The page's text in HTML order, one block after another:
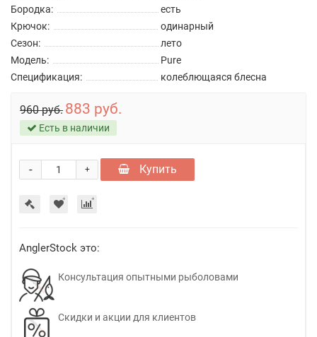
Бородка:
есть
Крючок:
одинарный
Сезон:
лето
Модель:
Pure
Спецификация:
колеблющаяся блесна
960 руб. 883 руб.
Есть в наличии
+
- Купить
AnglerStock это:
Консультация опытными рыболовами
Скидки и акции для клиентов